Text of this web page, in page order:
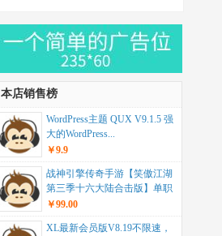
本店销售榜
WordPress主题 QUX V9.1.5 强
大的WordPress...
￥9.9
战神引擎传奇手游【笑傲江湖
第三季十六大陆合击版】单职
业+安卓苹果双端+...
￥99.00
XL最新会员版V8.19不限速，